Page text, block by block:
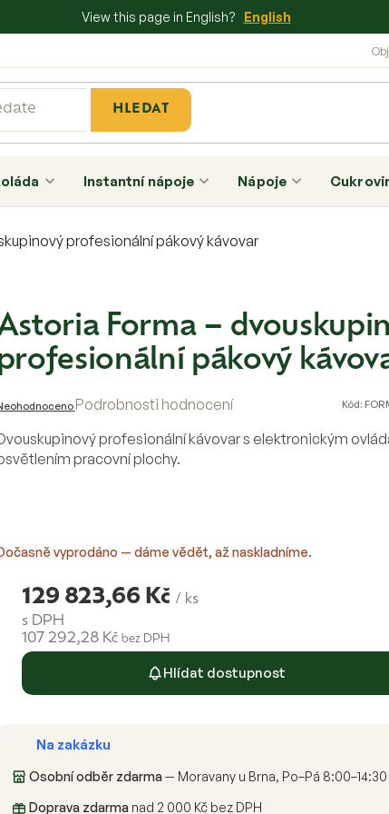
View this page in English? English
HLEDAT
Instantní nápoje Nápoje
profesionální pákový kávovar
vyprodáno — dáme vědět, až naskladníme.
profesionální kávovar s elektronickým
pracovní plochy.
Na zakázku
Osobní odběr zdarma— Moravany u Brna, Po–Pá 8:00–14:30
Doprava zdarmanad 2 000 Kč bez DPH
129 823,66 Kč / ks
s DPH
107 292,28 Kč bez DPH
Měrná
Hlídat dostupnost
Forma –
pákový
Podrobnosti hodnocení Kód: